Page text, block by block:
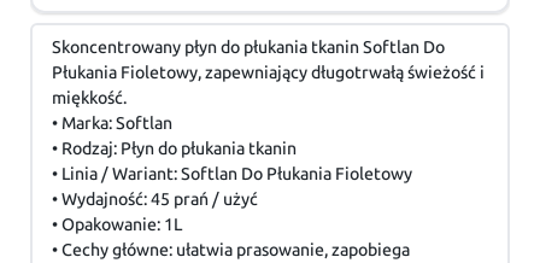
Skoncentrowany płyn do płukania tkanin Softlan Do
Płukania Fioletowy, zapewniający długotrwałą świeżość i
miękkość.
• Marka: Softlan
• Rodzaj: Płyn do płukania tkanin
• Linia / Wariant: Softlan Do Płukania Fioletowy
• Wydajność: 45 prań / użyć
• Opakowanie: 1L
• Cechy główne: ułatwia prasowanie, zapobiega